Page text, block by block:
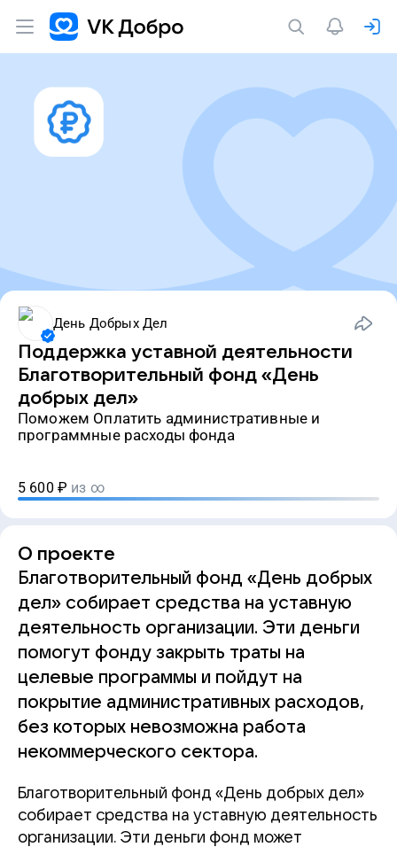
День Добрых Дел
Поддержка уставной деятельности
Благотворительный фонд «День
добрых дел»
Поможем Оплатить административные и
программные расходы фонда
5 600 ₽ из ∞
О проекте
Благотворительный фонд «День добрых
дел» собирает средства на уставную
деятельность организации. Эти деньги
помогут фонду закрыть траты на
целевые программы и пойдут на
покрытие административных расходов,
без которых невозможна работа
некоммерческого сектора.
Благотворительный фонд «День добрых дел»
собирает средства на уставную деятельность
организации. Эти деньги фонд может